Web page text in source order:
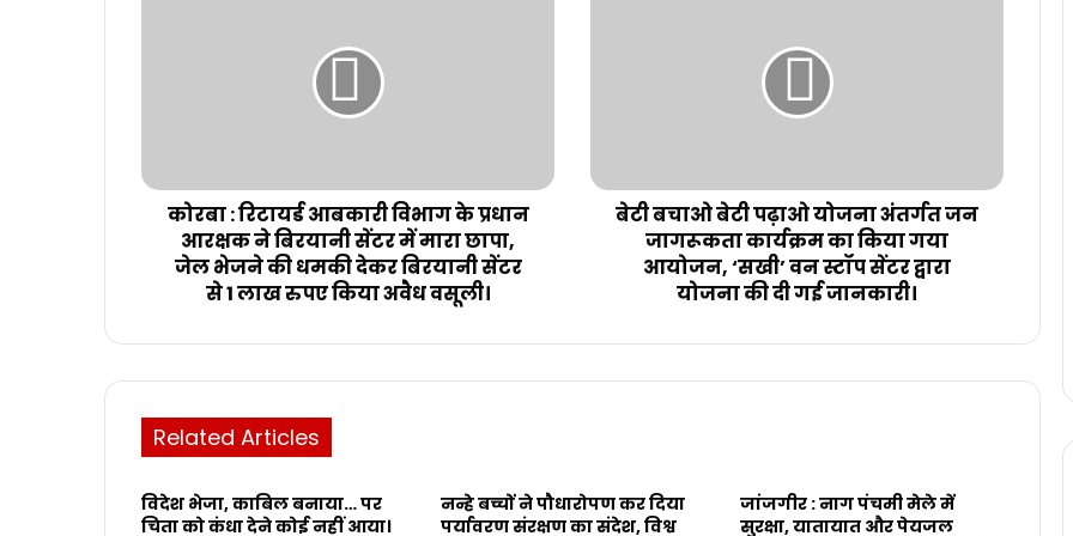
कोरबा : रिटायर्ड आबकारी विभाग के प्रधान
आरक्षक ने बिरयानी सेंटर में मारा छापा,
जेल भेजने की धमकी देकर बिरयानी सेंटर
से 1 लाख रुपए किया अवैध वसूली।
बेटी बचाओ बेटी पढ़ाओ योजना अंतर्गत जन
जागरूकता कार्यक्रम का किया गया
आयोजन, ‘सखी’ वन स्टॉप सेंटर द्वारा
योजना की दी गई जानकारी।
Related Articles
विदेश भेजा, काबिल बनाया… पर
चिता को कंधा देने कोई नहीं आया।
नन्हे बच्चों ने पौधारोपण कर दिया
पर्यावरण संरक्षण का संदेश, विश्व
जांजगीर : नाग पंचमी मेले में
सुरक्षा, यातायात और पेयजल